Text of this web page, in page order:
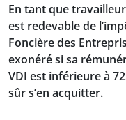
En tant que
est redevable de
Foncière des
exonéré si sa
VDI est inférieure à
sûr s’en acquitter.